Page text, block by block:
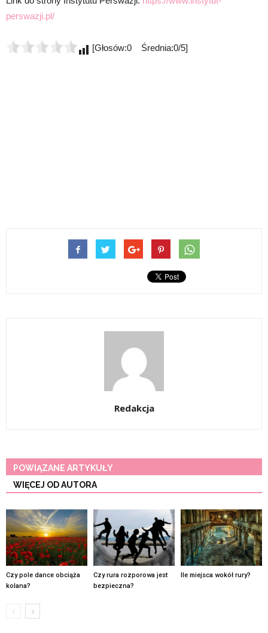
perswazji.pl/
[Głosów:0 Średnia:0/5]
Redakcja
POWIĄZANE ARTYKUŁY
WIĘCEJ OD AUTORA
Czy pole dance obciąża
kolana?
Czy rura rozporowa jest
bezpieczna?
Ile miejsca wokół rury?